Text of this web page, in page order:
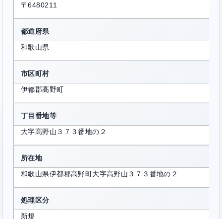
〒6480211
都道府県
和歌山県
市区町村
伊都郡高野町
丁目番地等
大字高野山３７３番地の２
所在地
和歌山県伊都郡高野町大字高野山３７３番地の２
処理区分
新規